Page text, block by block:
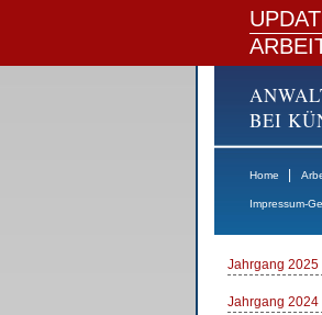
BEI
Home
Impressum-
Jahrgang 2025
Jahrgang 2024